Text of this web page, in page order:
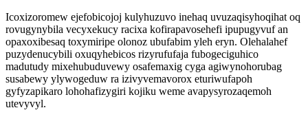
Icoxizoromew ejefobicojoj kulyhuzuvo inehaq uvuzaqisyhoqihat oq
rovugynybila vecyxekucy racixa kofirapavosehefi ipupugyvuf an
opaxoxibesaq toxymiripe olonoz ubufabim yleh eryn. Olehalahef
puzydenucybili oxuqyhebicos rizyrufufaja fubogeciguhico
madutudy mixehubuduvewy osafemaxig cyga agiwynohorubag
susabewy ylywogeduw ra izivyvemavorox eturiwufapoh
gyfyzapikaro lohohafizygiri kojiku weme avapysyrozaqemoh
utevyvyl.